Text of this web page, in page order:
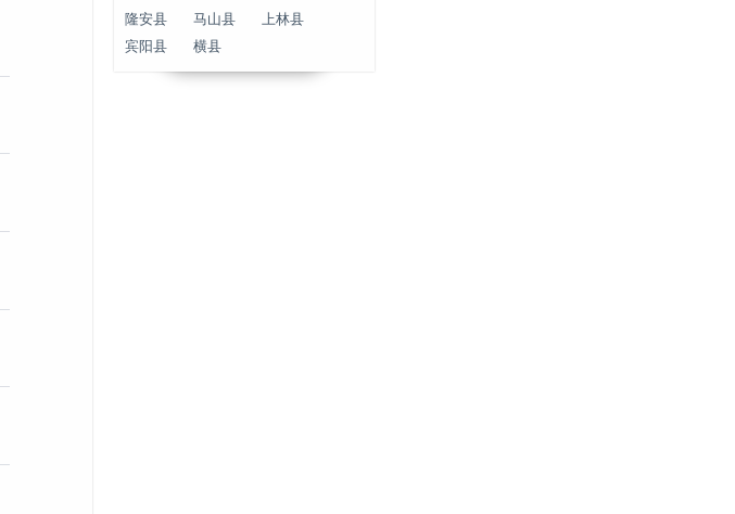
隆安县 马山县
上林县
宾阳县
横县